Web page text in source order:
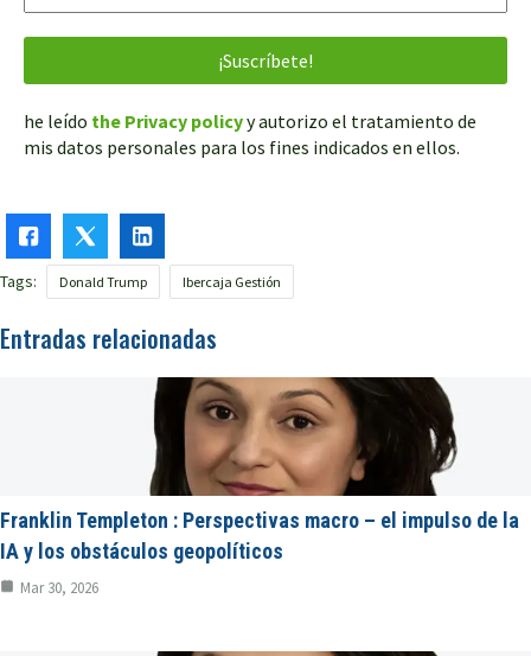
he leído the Privacy policyy autorizo el tratamiento de
mis datos personales para los fines indicados en ellos.
Tags: Donald Trump Ibercaja Gestión
Entradas relacionadas
Franklin Templeton : Perspectivas macro – el impulso de la
IA y los obstáculos geopolíticos
Mar 30, 2026